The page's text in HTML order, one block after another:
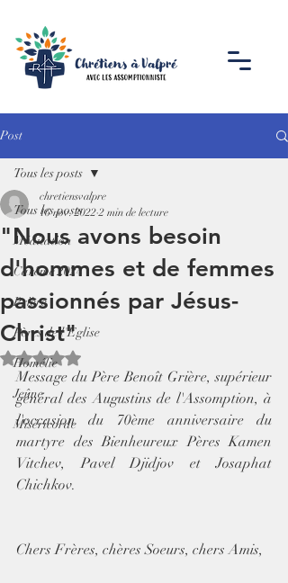
Post
Tous les posts
Méditation
Carême 2024
Prière
Pères de l'Eglise
Homélie
Jeûne
Miséricorde
Tous les posts
"Nous avons besoin
d'hommes et de femmes
passionnés par Jésus-
Christ"
chretiensvalpre
16 nov. 2022 2 min de lecture
Noté NaN étoiles sur 5.
Message du Père Benoît Grière, supérieur
général des Augustins de l'Assomption, à
l'occasion du 70ème anniversaire du
martyre des Bienheureux Pères Kamen
Vitchev, Pavel Djidjov et Josaphat
Chichkov.
Chers Frères, chères Soeurs, chers Amis,